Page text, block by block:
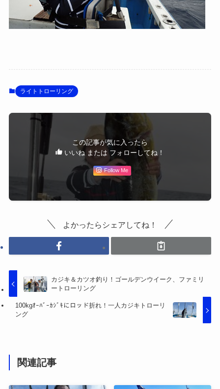
ライトトローリング
この記事が気に入ったら
いいね または フォローしてね！
Follow Me
よかったらシェアしてね！
カジキ＆カツオ釣り！ゴールデンウイーク、ファミリ
ートローリング
100kgｵｰﾊﾞｰｶｼﾞｷにロッド折れ！一人カジキトローリ
ング
関連記事